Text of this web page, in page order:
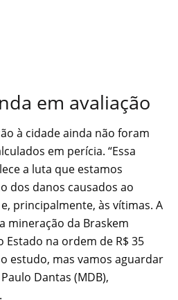
em avaliação
à cidade ainda não foram
em perícia. “Essa
a luta que estamos
dos danos causados ao
principalmente, às vítimas. A
mineração da Braskem
na ordem de R$ 35
estudo, mas vamos aguardar
Dantas (MDB),